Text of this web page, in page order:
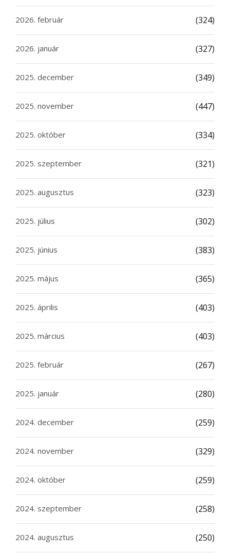
2026. február (324)
2026. január (327)
2025. december (349)
2025. november (447)
2025. október (334)
2025. szeptember (321)
2025. augusztus (323)
2025. július (302)
2025. június (383)
2025. május (365)
2025. április (403)
2025. március (403)
2025. február (267)
2025. január (280)
2024. december (259)
2024. november (329)
2024. október (259)
2024. szeptember (258)
2024. augusztus (250)